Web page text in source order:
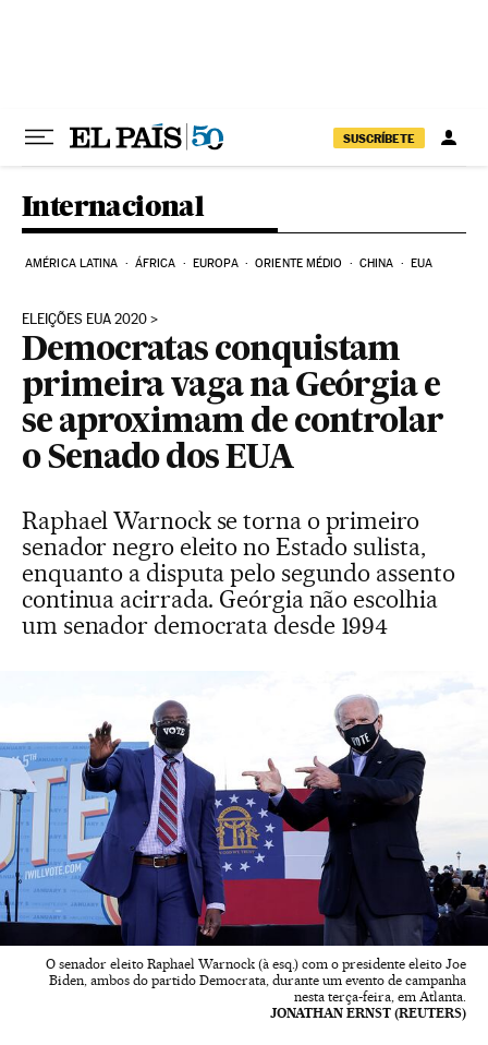
SUSCRÍBETE
Internacional
AMÉRICA LATINA ÁFRICA EUROPA ORIENTE MÉDIO CHINA EUA
ELEIÇÕES EUA 2020
Democratas conquistam
primeira vaga na Geórgia e
se aproximam de controlar
o Senado dos EUA
Raphael Warnock se torna o primeiro
senador negro eleito no Estado sulista,
enquanto a disputa pelo segundo assento
continua acirrada. Geórgia não escolhia
um senador democrata desde 1994
O senador eleito Raphael Warnock (à esq.) com o presidente eleito Joe
Biden, ambos do partido Democrata, durante um evento de campanha
nesta terça-feira, em Atlanta.
JONATHAN ERNST (REUTERS)